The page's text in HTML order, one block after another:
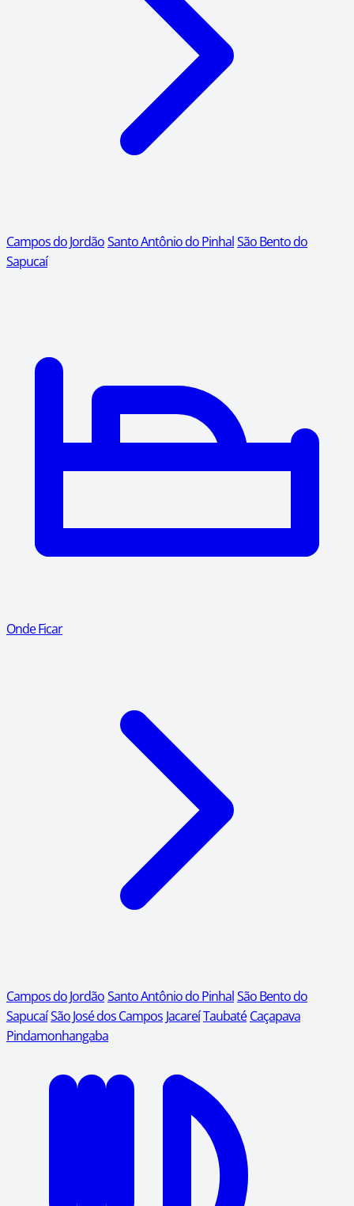
Campos do JordãoSanto Antônio do PinhalSão Bento do
Sapucaí
Onde Ficar
Campos do JordãoSanto Antônio do PinhalSão Bento do
SapucaíSão José dos Campos JacareíTaubaté Caçapava
Pindamonhangaba